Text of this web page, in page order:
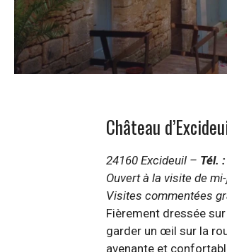
Château
24160 Excideuil – Tél.
Ouvert à la visite de
Visites commentées
Fièrement dressée
garder un œil sur la
avenante et